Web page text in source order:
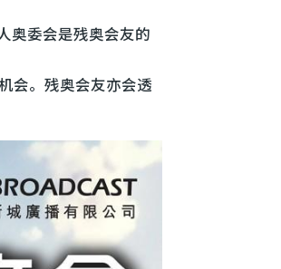
奥委会是残奥会友的
会。残奥会友亦会透